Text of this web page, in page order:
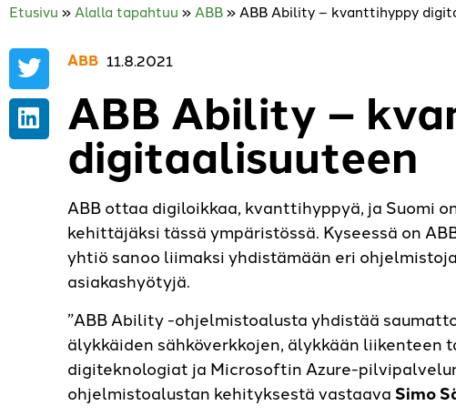
Etusivu » Alalla tapahtuu » ABB» ABB Ability – kvanttihyppy
ABB, 11.8.2021
ABB Ability –
digitaalisuuteen
ABB ottaa digiloikkaa, kvanttihyppyä, ja Suomi
kehittäjäksi tässä ympäristössä. Kyseessä on
yhtiö sanoo liimaksi yhdistämään eri
asiakashyötyjä.
”ABB Ability -ohjelmistoalusta yhdistää
älykkäiden sähköverkkojen, älykkään liikenteen
digiteknologiat ja Microsoftin Azure-
ohjelmistoalustan kehityksestä vastaava Simo